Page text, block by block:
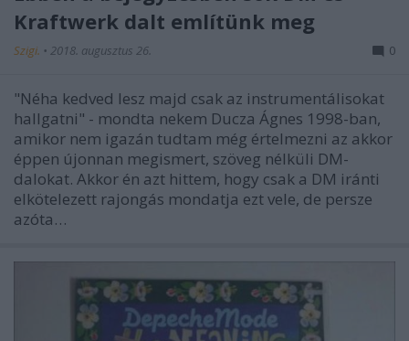
Kraftwerk dalt említünk meg
Szigi. • 2018. augusztus 26. 0
"Néha kedved lesz majd csak az instrumentálisokat
hallgatni" - mondta nekem Ducza Ágnes 1998-ban,
amikor nem igazán tudtam még értelmezni az akkor
éppen újonnan megismert, szöveg nélküli DM-
dalokat. Akkor én azt hittem, hogy csak a DM iránti
elkötelezett rajongás mondatja ezt vele, de persze
azóta…